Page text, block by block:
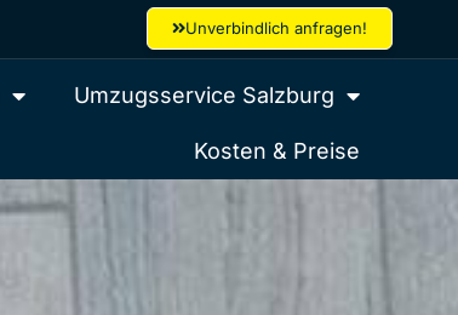
Unverbindlich anfragen!
Umzugsservice Salzburg
Kosten & Preise